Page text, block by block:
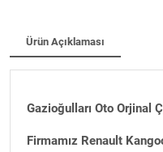
Ürün Açıklaması
Gazioğulları Oto Orjinal
Firmamız Renault